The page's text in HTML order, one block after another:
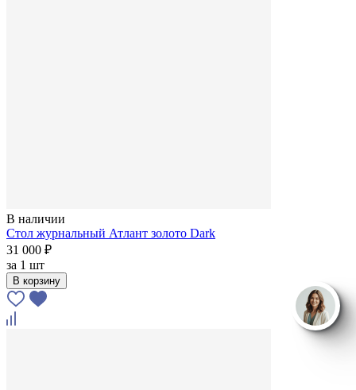
В наличии
Стол журнальный Атлант золото Dark
31 000 ₽
за 1 шт
В корзину